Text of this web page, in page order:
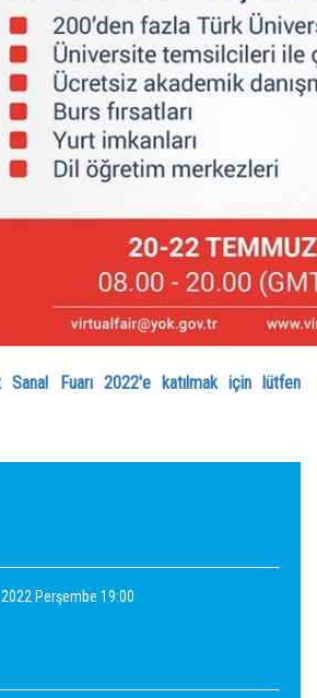
Fuarı 2022'e katılmak için lütfen
Perşembe 19:00